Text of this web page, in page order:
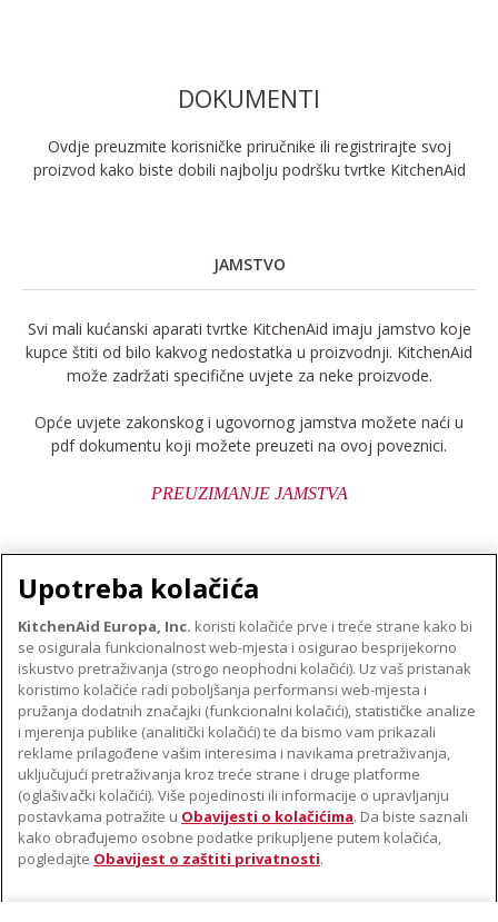
DOKUMENTI
Ovdje preuzmite korisničke priručnike ili registrirajte svoj
proizvod kako biste dobili najbolju podršku tvrtke KitchenAid
JAMSTVO
Svi mali kućanski aparati tvrtke KitchenAid imaju jamstvo koje
kupce štiti od bilo kakvog nedostatka u proizvodnji. KitchenAid
može zadržati specifične uvjete za neke proizvode.
Opće uvjete zakonskog i ugovornog jamstva možete naći u
pdf dokumentu koji možete preuzeti na ovoj poveznici.
PREUZIMANJE JAMSTVA
O TVRTKI KITCHENAID
Robna marka
Povijest
ODR
PODRŠKA
Pronađi trgovinu
Jamstvo i dokumenti
PRATITE NAS
Upotreba kolačića
KitchenAid Europa, Inc. koristi kolačiće prve i treće strane kako bi
se osigurala funkcionalnost web-mjesta i osigurao besprijekorno
iskustvo pretraživanja (strogo neophodni kolačići). Uz vaš pristanak
koristimo kolačiće radi poboljšanja performansi web-mjesta i
pružanja dodatnih značajki (funkcionalni kolačići), statističke analize
i mjerenja publike (analitički kolačići) te da bismo vam prikazali
reklame prilagođene vašim interesima i navikama pretraživanja,
uključujući pretraživanja kroz treće strane i druge platforme
(oglašivački kolačići). Više pojedinosti ili informacije o upravljanju
postavkama potražite u Obavijesti o kolačićima. Da biste saznali
kako obrađujemo osobne podatke prikupljene putem kolačića,
pogledajte Obavijest o zaštiti privatnosti.